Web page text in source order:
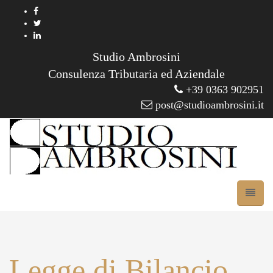
Studio Ambrosini
Consulenza Tributaria ed Aziendale
+39 0363 902951
post@studioambrosini.it